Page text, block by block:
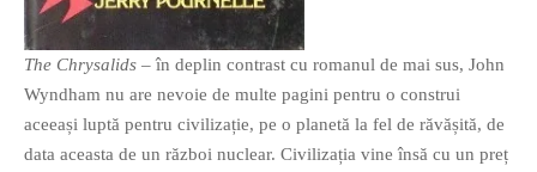
The Chrysalids – în deplin contrast cu romanul de mai sus, John
Wyndham nu are nevoie de multe pagini pentru o construi
aceeași luptă pentru civilizație, pe o planetă la fel de răvășită, de
data aceasta de un război nuclear. Civilizația vine însă cu un preț